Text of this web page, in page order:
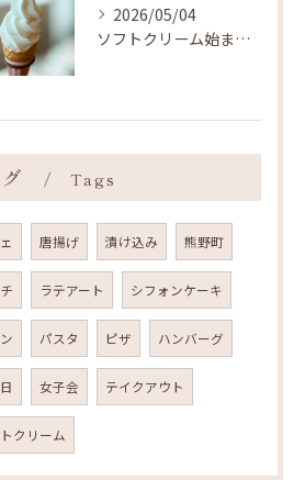
2026/05/04
ソフトクリーム始まりました ˎˊ˗
Tags
唐揚げ 漬け込み 熊野町
ラテアート シフォンケーキ
パスタ ピザ ハンバーグ
女子会 テイクアウト
クリーム